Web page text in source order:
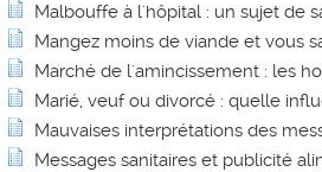
Malbouffe à l'hôpital : un sujet de
Mangez moins de viande et vous
Marché de l'amincissement : les
Marié, veuf ou divorcé : quelle
Mauvaises interprétations des
Messages sanitaires et publicité